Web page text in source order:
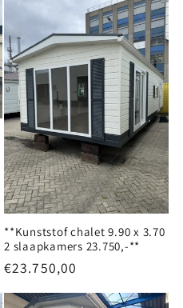
**Kunststof chalet 9.90 x 3.70
2 slaapkamers 23.750,-**
Normale
€23.750,00